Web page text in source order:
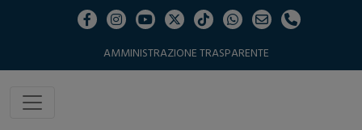
AMMINISTRAZIONE TRASPARENTE